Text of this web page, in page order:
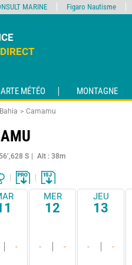
MÉTÉO MONTAGNE
Bahia Camamu
S Alt : 38m
-
MER
12
- -
JEU
13
- -
MARINE Figaro Nautisme